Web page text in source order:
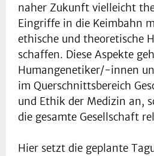
naher Zukunft vielleicht
Eingriffe in die Keimbahn
ethische und theoretische
schaffen. Diese Aspekte
Humangenetiker/-innen
im Querschnittsbereich
und Ethik der Medizin an,
die gesamte Gesellschaft
Hier setzt die geplante